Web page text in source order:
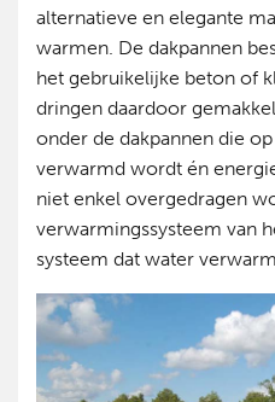
alternatieve en elegante
warmen. De dakpannen
het gebruikelijke beton of
dringen daardoor
onder de dakpannen die
verwarmd wordt én
niet enkel overgedragen
verwarmingssysteem van
systeem dat water